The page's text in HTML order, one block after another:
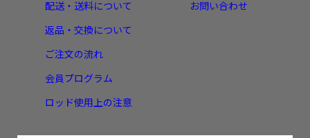
配送・送料について
返品・交換について
ご注文の流れ
会員プログラム
ロッド使用上の注意
お問い合わせ